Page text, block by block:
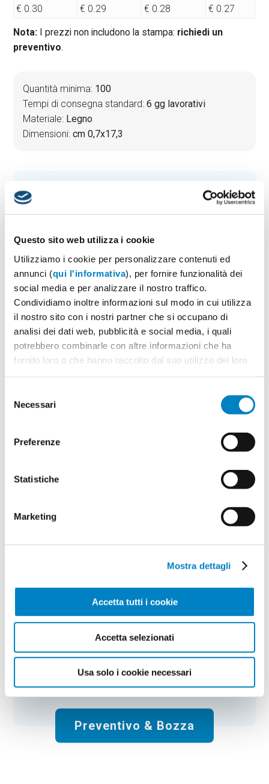
Questo sito web utilizza i cookie
Utilizziamo i cookie per personalizzare contenuti ed
annunci (qui l'informativa), per fornire funzionalità dei
social media e per analizzare il nostro traffico.
Condividiamo inoltre informazioni sul modo in cui utilizza
il nostro sito con i nostri partner che si occupano di
analisi dei dati web, pubblicità e social media, i quali
potrebbero combinarle con altre informazioni che ha
fornito loro o che hanno raccolto dal suo utilizzo dei loro
delNecessari
Preferenze
Statistiche
Marketing
Mostra dettagli
Accetta tutti i cookie
Accetta selezionati
Usa solo i cookie necessari
€ 0.30
€ 0.29 € 0.28 € 0.27
Nota: I prezzi non includono la stampa: richiedi un
preventivo.
Quantità minima: 100
Tempi di consegna standard:6 gg lavorativi
Materiale: Legno
Dimensioni:cm 0,7x17,3
PREVENTIVO & BOZZA GRATUITA
Potrai indicare successivamente la suddivisione per
taglie e colore
Seleziona il colore:
2 Quantità
Minimo: 100
3 Il tuo logo / grafica (opzionale)
Vuoi caricare il tuo logo o grafica adesso? Potrai
4 Riepilogo ordine:
Matita evidenziatore Aurora
Quantità:100
Il prezzo non include la stampa
Spese di spedizione: Gratis
Totale: €30.00+ IVA
Preventivo & Bozza